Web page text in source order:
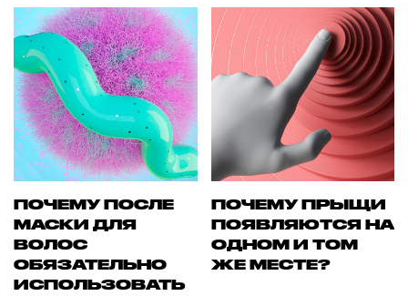
ПОЧЕМУ ПОСЛЕ
МАСКИ ДЛЯ
ВОЛОС
ОБЯЗАТЕЛЬНО
ИСПОЛЬЗОВАТЬ
ПОЧЕМУ ПРЫЩИ
ПОЯВЛЯЮТСЯ НА
ОДНОМ И ТОМ
ЖЕ МЕСТЕ?